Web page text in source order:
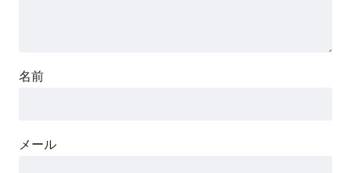
名前
メール